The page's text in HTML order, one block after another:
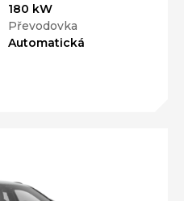
180 kW
Převodovka
Automatická